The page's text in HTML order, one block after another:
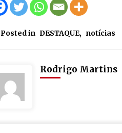
Posted in DESTAQUE, notícias
Rodrigo Martins